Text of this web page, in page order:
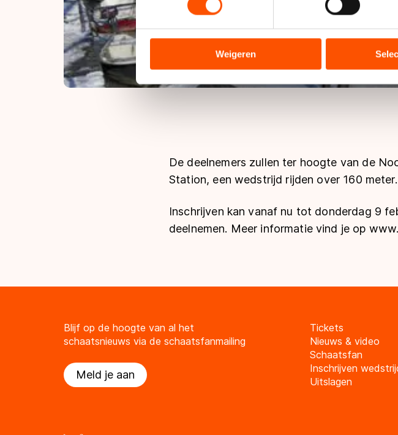
analyseren. We delen informatie over uw gebruik van
analyse. Zij kunnen deze combineren met andere
hun services. Sommige partners kunnen gegevens
adequaat beschermingsniveau geldt volgens de GDPR.
Weigeren
De deelnemers zullen ter hoogte van de
Station, een wedstrijd rijden over 160 meter.
Inschrijven kan vanaf nu tot donderdag 9
deelnemen. Meer informatie vind je op
Blijf op de hoogte van al het
schaatsnieuws via de schaatsfanmailing
Meld je aan
Tickets
Nieuws & video
Schaatsfan
Inschrijven
Uitslagen